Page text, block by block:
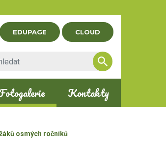
EDUPAGE CLOUD
Kontakty
osmých ročníků